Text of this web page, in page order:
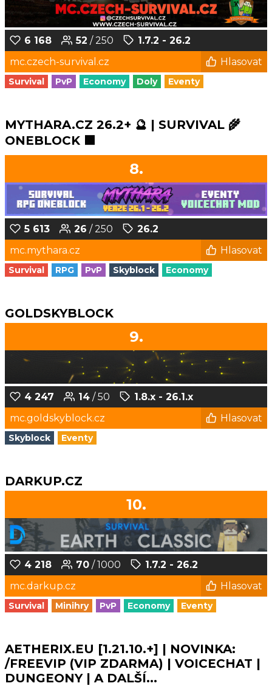
6 168 52 / 250
1.7.2 - 26.2
mc.czech-survival.cz
Hlasovat
Survival PvP Economy Doly Eventy
MYTHARA.CZ 26.2+ 🔮 | SURVIVAL 🌾
ONEBLOCK 🟩
8.
5 613 26 / 250
26.2
mc.mythara.cz
Hlasovat
Survival RPG PvP Skyblock Economy
GOLDSKYBLOCK
9.
4 247 14 / 50
1.8.x - 26.1.x
mc.goldskyblock.cz
Hlasovat
Skyblock Eventy
DARKUP.CZ
10.
4 218 70 / 1000
1.7.2 - 26.2
mc.darkup.cz
Hlasovat
Survival Minihry PvP Economy Eventy
AETHERIX.EU [1.21.10.+] | NOVINKA:
/FREEVIP (VIP ZDARMA) | VOICECHAT |
DUNGEONY | A DALŠÍ...